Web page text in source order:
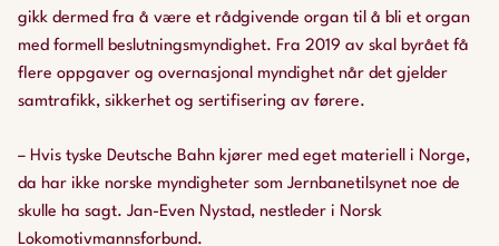
gikk dermed fra å være et rådgivende organ til å bli et organ
med formell beslutningsmyndighet. Fra 2019 av skal byrået få
flere oppgaver og overnasjonal myndighet når det gjelder
samtrafikk, sikkerhet og sertifisering av førere.
– Hvis tyske Deutsche Bahn kjører med eget materiell i Norge,
da har ikke norske myndigheter som Jernbanetilsynet noe de
skulle ha sagt. Jan-Even Nystad, nestleder i Norsk
Lokomotivmannsforbund.